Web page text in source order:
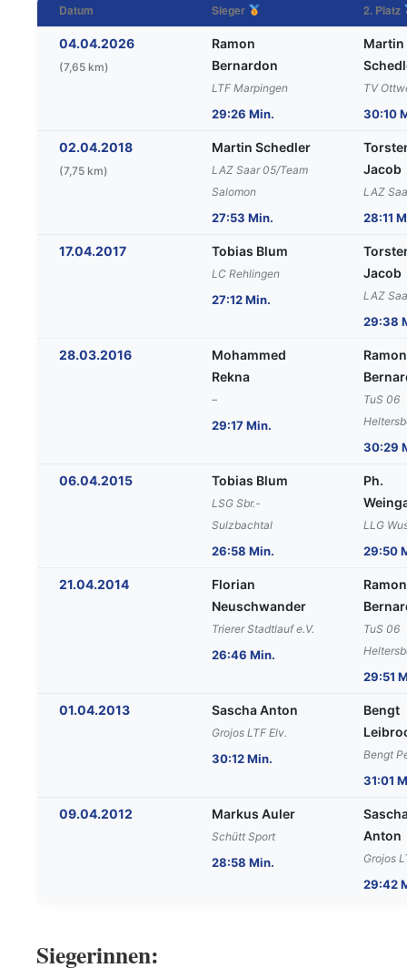
Datum Sieger 2. Platz
04.04.2026
(7,65 km)
Ramon
Bernardon
LTF Marpingen
29:26 Min.
Martin
TV
30:10
02.04.2018
(7,75 km)
Martin Schedler
LAZ Saar 05/Team
Salomon
27:53 Min.
Jacob
LAZ
28:11
17.04.2017 Tobias Blum
LC Rehlingen
27:12 Min.
Jacob
LAZ
29:38
28.03.2016
Mohammed
Rekna
–
29:17 Min.
Ramon
TuS 06
30:29
06.04.2015 Tobias Blum
LSG Sbr.-
Sulzbachtal
26:58 Min.
Ph.
LLG
29:50
21.04.2014
Florian
Neuschwander
Trierer Stadtlauf e.V.
26:46 Min.
Ramon
TuS 06
29:51
01.04.2013 Sascha Anton
Grojos LTF Elv.
30:12 Min.
Bengt
Bengt
31:01
09.04.2012 Markus Auler
Schütt Sport
28:58 Min.
Anton
Grojos
29:42
Siegerinnen: